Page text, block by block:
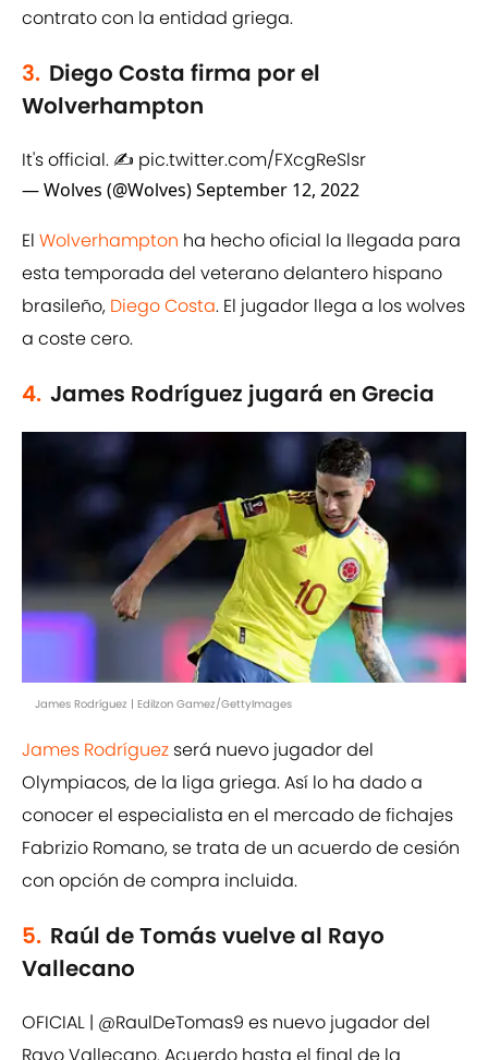
contrato con la entidad griega.
3. Diego Costa firma por el
Wolverhampton
It's official. ✍️ pic.twitter.com/FXcgReSlsr
— Wolves (@Wolves)September 12, 2022
El Wolverhampton ha hecho oficial la llegada para
esta temporada del veterano delantero hispano
brasileño, Diego Costa. El jugador llega a los wolves
a coste cero.
4. James Rodríguez jugará en Grecia
James Rodríguez | Edilzon Gamez/GettyImages
James Rodríguez será nuevo jugador del
Olympiacos, de la liga griega. Así lo ha dado a
conocer el especialista en el mercado de fichajes
Fabrizio Romano, se trata de un acuerdo de cesión
con opción de compra incluida.
5. Raúl de Tomás vuelve al Rayo
Vallecano
OFICIAL | @RaulDeTomas9 es nuevo jugador del